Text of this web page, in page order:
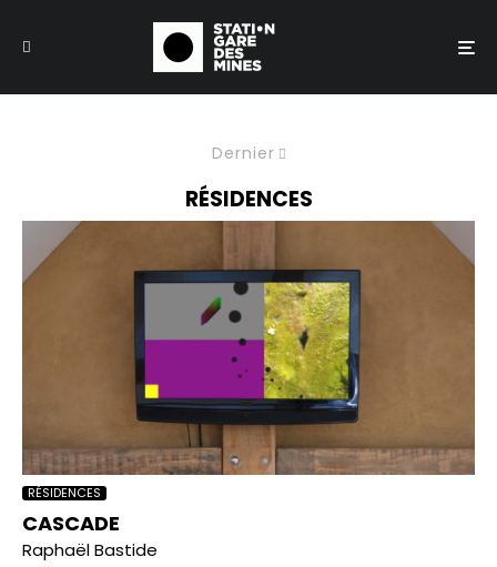
Dernier
RÉSIDENCES
RÉSIDENCES
CASCADE
Raphaël Bastide